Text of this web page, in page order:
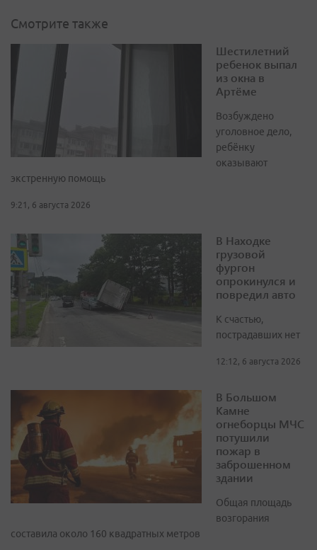
Смотрите также
Шестилетний
ребенок выпал
из окна в
Артёме
Возбуждено
уголовное дело,
ребёнку
оказывают
экстренную помощь
9:21, 6 августа 2026
В Находке
грузовой
фургон
опрокинулся и
повредил авто
К счастью,
пострадавших нет
12:12, 6 августа 2026
В Большом
Камне
огнеборцы МЧС
потушили
пожар в
заброшенном
здании
Общая площадь
возгорания
составила около 160 квадратных метров